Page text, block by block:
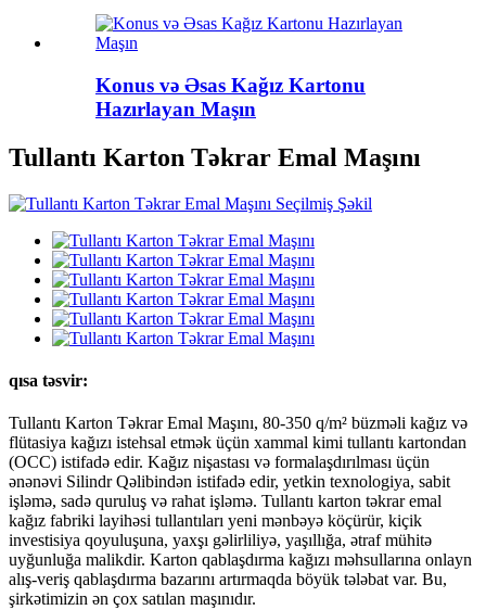
Konus və Əsas Kağız Kartonu
Hazırlayan Maşın
Tullantı Karton Təkrar Emal Maşını
qısa təsvir:
Tullantı Karton Təkrar Emal Maşını, 80-350 q/m² büzməli kağız və
flütasiya kağızı istehsal etmək üçün xammal kimi tullantı kartondan
(OCC) istifadə edir. Kağız nişastası və formalaşdırılması üçün
ənənəvi Silindr Qəlibindən istifadə edir, yetkin texnologiya, sabit
işləmə, sadə quruluş və rahat işləmə. Tullantı karton təkrar emal
kağız fabriki layihəsi tullantıları yeni mənbəyə köçürür, kiçik
investisiya qoyuluşuna, yaxşı gəlirliliyə, yaşıllığa, ətraf mühitə
uyğunluğa malikdir. Karton qablaşdırma kağızı məhsullarına onlayn
alış-veriş qablaşdırma bazarını artırmaqda böyük tələbat var. Bu,
şirkətimizin ən çox satılan maşınıdır.